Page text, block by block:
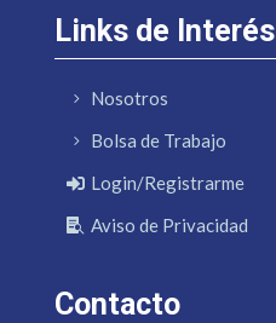
Links de Interés
Nosotros
Bolsa de Trabajo
Login/Registrarme
Aviso de Privacidad
Contacto